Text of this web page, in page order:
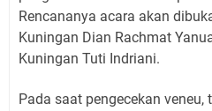
Rencananya acara akan
Kuningan Dian Rachmat
Kuningan Tuti Indriani.
Pada saat pengecekan veneu,